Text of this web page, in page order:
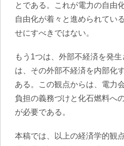
とである。これが電力の自由
自由化が着々と進められてい
せにすべきではない。
もう1つは、外部不経済を発
は、その外部不経済を内部化
ある。この観点からは、電力
負担の義務づけと化石燃料へ
が必要である。
本稿では、以上の経済学的観